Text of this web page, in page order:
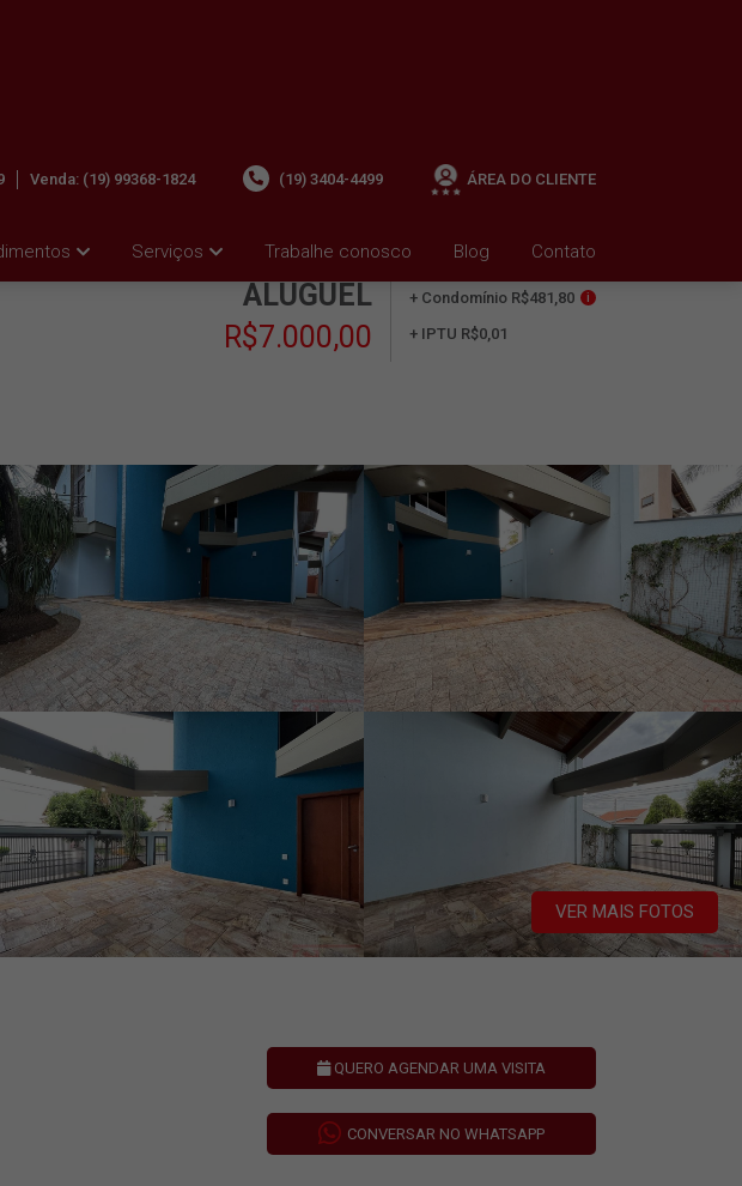
Serviços Trabalhe conosco Blog Contato
Venda: (19) 99368-1824 (19) 3404-4499 ÁREA DO CLIENTE
ALUGUEL
R$7.000,00
+ Condomínio R$481,80 i
+ IPTU R$0,01
VER MAIS FOTOS
QUERO AGENDAR UMA VISITA
CONVERSAR NO WHATSAPP